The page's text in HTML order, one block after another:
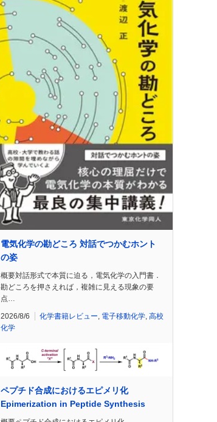
電気化学の勘どころ 対話でつかむホント
の姿
概要対話形式で本質に迫る，電気化学の入門書．
勘どころを押さえれば，複雑に見える現象の要
点…
2026/8/6 化学書籍レビュー, 電子移動化学, 高校
化学
ペプチド合成におけるエピメリ化
Epimerization in Peptide Synthesis